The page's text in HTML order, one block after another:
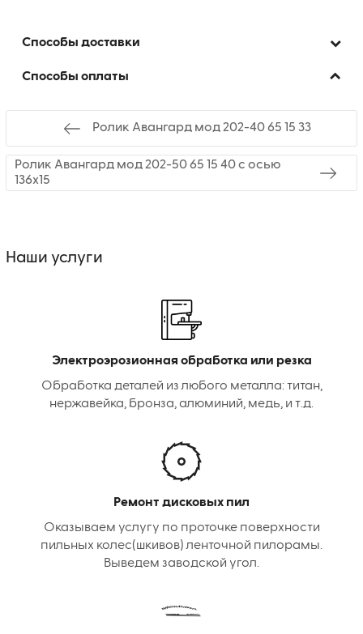
Способы доставки
Способы оплаты
Ролик Авангард мод 202-40 65 15 33
Ролик Авангард мод 202-50 65 15 40 с осью
136х15
Наши услуги
Электроэрозионная обработка или резка
Обработка деталей из любого металла: титан,
нержавейка, бронза, алюминий, медь, и т.д.
Ремонт дисковых пил
Оказываем услугу по проточке поверхности
пильных колес(шкивов) ленточной пилорамы.
Выведем заводской угол.